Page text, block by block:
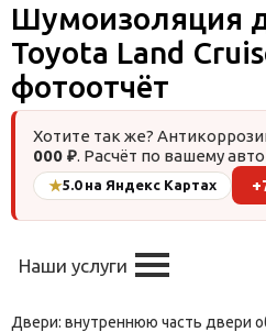
Шумоизоляция
Toyota Land
фотоотчёт
Хотите так же?
000 ₽. Расчёт по вашему
★5.0 на Яндекс Картах
Наши услуги
Двери: внутреннюю часть двери